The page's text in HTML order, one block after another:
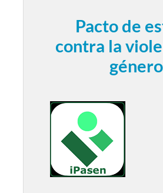
Pacto de
contra la
género